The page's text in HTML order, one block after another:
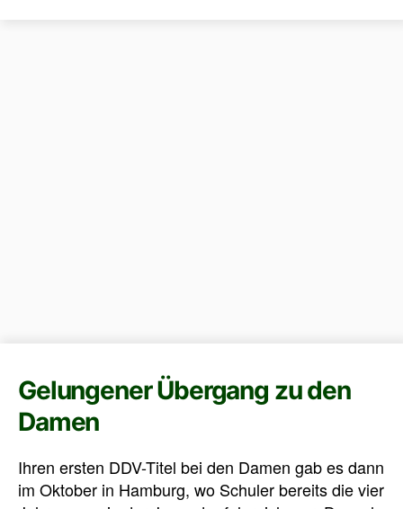
Gelungener Übergang zu den
Damen
Ihren ersten DDV-Titel bei den Damen gab es dann
im Oktober in Hamburg, wo Schuler bereits die vier